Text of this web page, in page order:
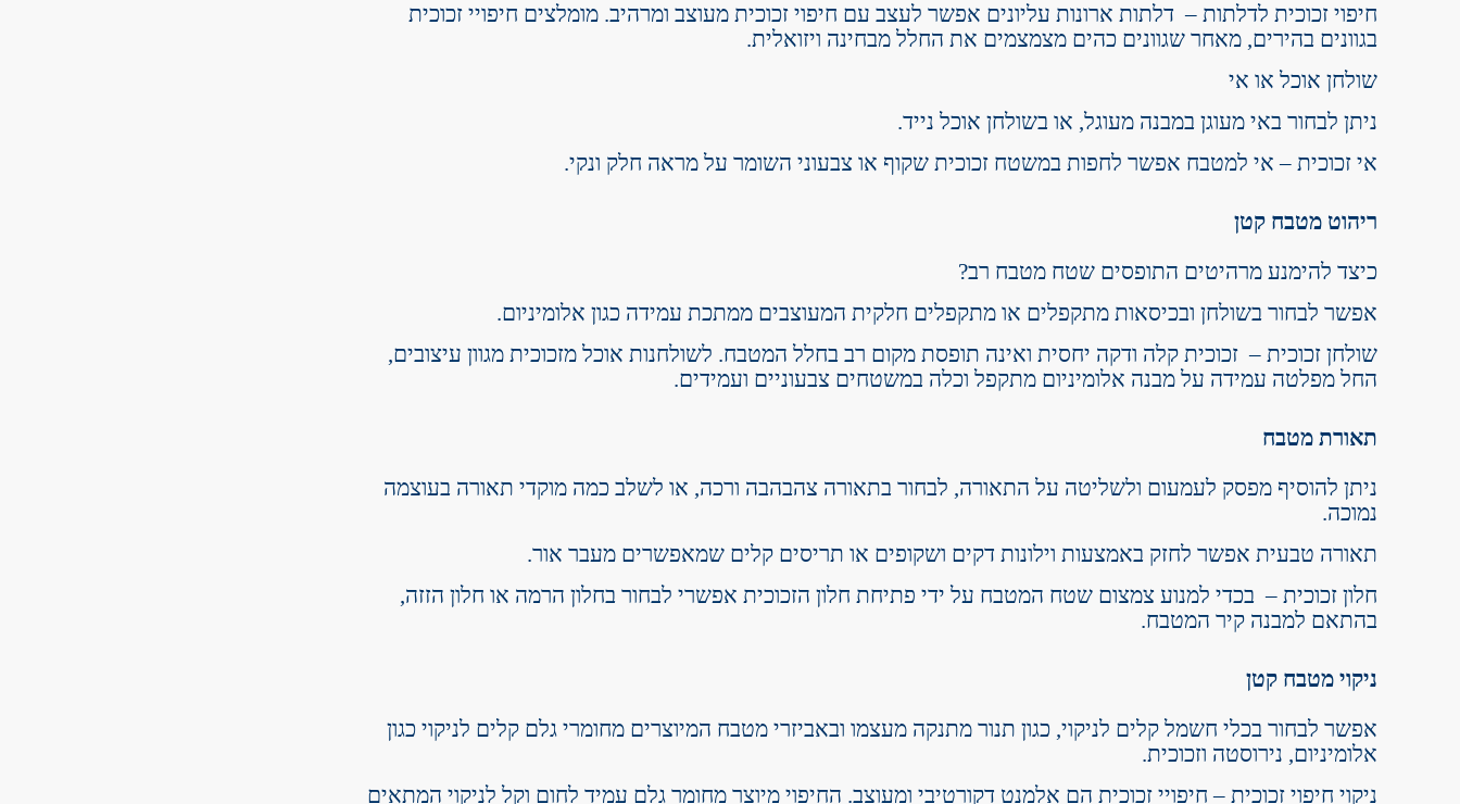
חיפוי זכוכית לדלתות – דלתות ארונות עליונים אפשר לעצב עם חיפוי זכוכית מעוצב ומרהיב. מומלצים חיפויי זכוכית
בגוונים בהירים, מאחר שגוונים כהים מצמצמים את החלל מבחינה ויזואלית.
שולחן אוכל או אי
ניתן לבחור באי מעוגן במבנה מעוגל, או בשולחן אוכל נייד.
אי זכוכית – אי למטבח אפשר לחפות במשטח זכוכית שקוף או צבעוני השומר על מראה חלק ונקי.
ריהוט מטבח קטן
כיצד להימנע מרהיטים התופסים שטח מטבח רב?
אפשר לבחור בשולחן ובכיסאות מתקפלים או מתקפלים חלקית המעוצבים ממתכת עמידה כגון אלומיניום.
שולחן זכוכית – זכוכית קלה ודקה יחסית ואינה תופסת מקום רב בחלל המטבח. לשולחנות אוכל מזכוכית מגוון עיצובים,
החל מפלטה עמידה על מבנה אלומיניום מתקפל וכלה במשטחים צבעוניים ועמידים.
תאורת מטבח
ניתן להוסיף מפסק לעמעום ולשליטה על התאורה, לבחור בתאורה צהבהבה ורכה, או לשלב כמה מוקדי תאורה בעוצמה
נמוכה.
תאורה טבעית אפשר לחזק באמצעות וילונות דקים ושקופים או תריסים קלים שמאפשרים מעבר אור.
חלון זכוכית – בכדי למנוע צמצום שטח המטבח על ידי פתיחת חלון הזכוכית אפשרי לבחור בחלון הרמה או חלון הזזה,
בהתאם למבנה קיר המטבח.
ניקוי מטבח קטן
אפשר לבחור בכלי חשמל קלים לניקוי, כגון תנור מתנקה מעצמו ובאביזרי מטבח המיוצרים מחומרי גלם קלים לניקוי כגון
אלומיניום, נירוסטה וזכוכית.
ניקוי חיפוי זכוכית – חיפויי זכוכית הם אלמנט דקורטיבי ומעוצב. החיפוי מיוצר מחומר גלם עמיד לחום וקל לניקוי המתאים